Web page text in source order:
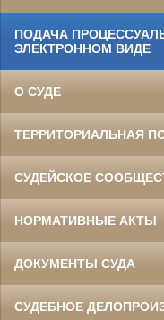
ПОДАЧА
ЭЛЕКТРОННОМ ВИДЕ
О СУДЕ
ТЕРРИТОРИАЛЬНАЯ
СУДЕЙСКОЕ
НОРМАТИВНЫЕ АКТЫ
ДОКУМЕНТЫ СУДА
СУДЕБНОЕ